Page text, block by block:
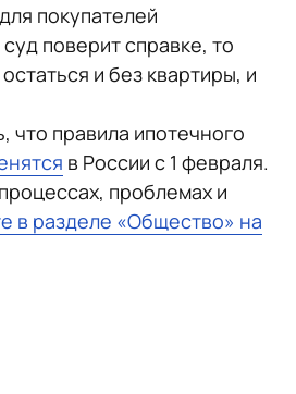
покупателей
поверит справке, то
и без квартиры, и
что правила ипотечного
в России с 1 февраля.
проблемах и
в разделе «Общество» на